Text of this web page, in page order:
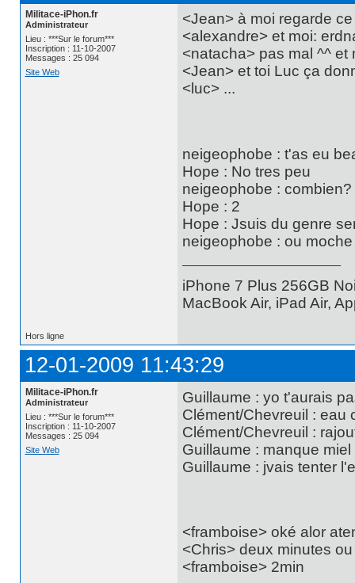
Militace-iPhon.fr
Administrateur
Lieu : ***Sur le forum***
Inscription : 11-10-2007
Messages : 25 094
Site Web
<Jean> à moi regarde
<alexandre> et moi:
<natacha> pas mal ^^ et
<Jean> et toi Luc ça
<luc> ...
neigeophobe : t'as eu
Hope : No tres peu
neigeophobe : combien?
Hope : 2
Hope : Jsuis du genre
neigeophobe : ou moche
iPhone 7 Plus 256GB
MacBook Air, iPad Air,
Hors ligne
12-01-2009 11:43:29
Militace-iPhon.fr
Administrateur
Lieu : ***Sur le forum***
Inscription : 11-10-2007
Messages : 25 094
Site Web
Guillaume : yo t'aurais
Clément/Chevreuil : eau
Clément/Chevreuil :
Guillaume : manque
Guillaume : jvais tenter
<framboise> oké alor
<Chris> deux minutes
<framboise> 2min